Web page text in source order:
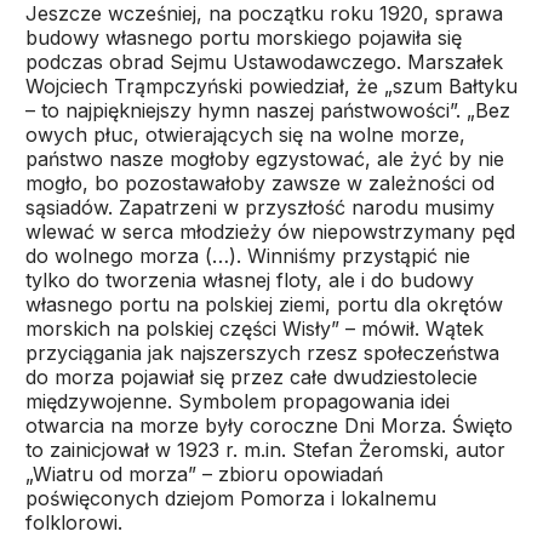
Jeszcze wcześniej, na początku roku 1920, sprawa
budowy własnego portu morskiego pojawiła się
podczas obrad Sejmu Ustawodawczego. Marszałek
Wojciech Trąmpczyński powiedział, że „szum Bałtyku
– to najpiękniejszy hymn naszej państwowości”. „Bez
owych płuc, otwierających się na wolne morze,
państwo nasze mogłoby egzystować, ale żyć by nie
mogło, bo pozostawałoby zawsze w zależności od
sąsiadów. Zapatrzeni w przyszłość narodu musimy
wlewać w serca młodzieży ów niepowstrzymany pęd
do wolnego morza (…). Winniśmy przystąpić nie
tylko do tworzenia własnej floty, ale i do budowy
własnego portu na polskiej ziemi, portu dla okrętów
morskich na polskiej części Wisły” – mówił. Wątek
przyciągania jak najszerszych rzesz społeczeństwa
do morza pojawiał się przez całe dwudziestolecie
międzywojenne. Symbolem propagowania idei
otwarcia na morze były coroczne Dni Morza. Święto
to zainicjował w 1923 r. m.in. Stefan Żeromski, autor
„Wiatru od morza” – zbioru opowiadań
poświęconych dziejom Pomorza i lokalnemu
folklorowi.